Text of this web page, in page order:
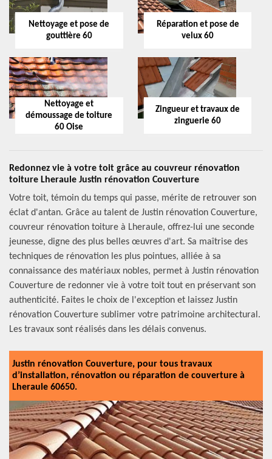
Nettoyage et pose de
gouttière 60
Réparation et pose de
velux 60
Nettoyage et
démoussage de toiture
60 Oise
Zingueur et travaux de
zinguerie 60
Redonnez vie à votre toit grâce au couvreur rénovation
toiture Lheraule Justin rénovation Couverture
Votre toit, témoin du temps qui passe, mérite de retrouver son
éclat d'antan. Grâce au talent de Justin rénovation Couverture,
couvreur rénovation toiture à Lheraule, offrez-lui une seconde
jeunesse, digne des plus belles œuvres d'art. Sa maîtrise des
techniques de rénovation les plus pointues, alliée à sa
connaissance des matériaux nobles, permet à Justin rénovation
Couverture de redonner vie à votre toit tout en préservant son
authenticité. Faites le choix de l'exception et laissez Justin
rénovation Couverture sublimer votre patrimoine architectural.
Les travaux sont réalisés dans les délais convenus.
Justin rénovation Couverture, pour tous travaux
d’installation, rénovation ou réparation de couverture à
Lheraule 60650.